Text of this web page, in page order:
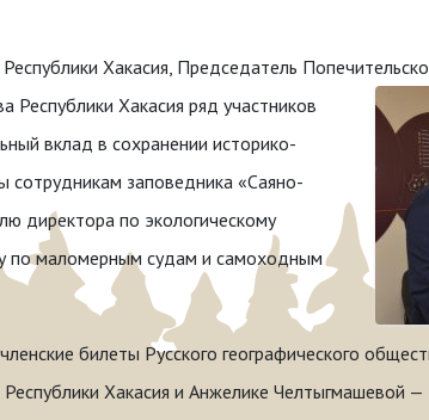
Хакасия, Председатель
Республики Хакасия ряд участников
вклад в сохранении историко-
сотрудникам заповедника «Саяно-
директора по экологическому
по маломерным судам и самоходным
билеты Русского географического
Хакасия и Анжелике Челтыгмашевой —